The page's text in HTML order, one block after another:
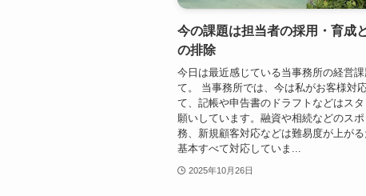
今の課題は担当者の採用・育成
の排除
今日は最近感じている当事務所の経営
て。 当事務所では、今は私がお客様対
て、記帳や申告書のドラフトなどはス
願いしています。融資や相続などのス
務、新規顧客対応などは難易度が上が
基本すべて対応していま...
2025年10月26日